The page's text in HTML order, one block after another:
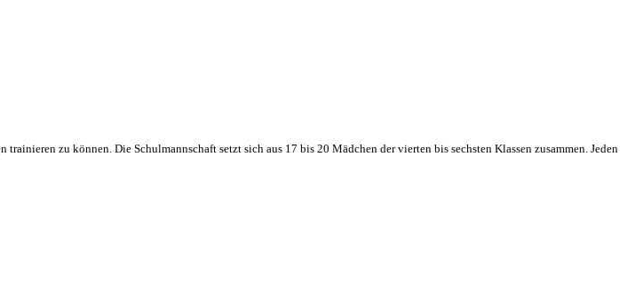
zu können. Die Schulmannschaft setzt sich aus 17 bis 20 Mädchen der vierten bis sechsten Klassen zusammen. Jeden